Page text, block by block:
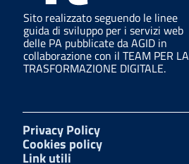
Sito realizzato seguendo le linee
guida di sviluppo per i servizi web
delle PA pubblicate da AGID in
collaborazione con il TEAM PER LA
TRASFORMAZIONE DIGITALE.
Privacy Policy
Cookies policy
Link utili